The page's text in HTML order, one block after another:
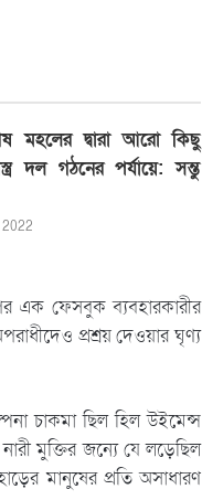
মহলের দ্বারা আরো কিছু
দল গঠনের পর্যায়ে: সন্তু
এক ফেসবুক ব্যবহারকারীর
প্রশ্রয় দেওয়ার ঘৃণ্য
চাকমা ছিল হিল উইমেন্স
মুক্তির জন্যে যে লড়েছিল
মানুষের প্রতি অসাধারণ